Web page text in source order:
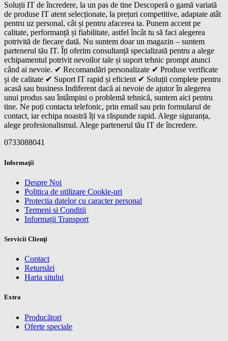
Soluții IT de încredere, la un pas de tine Descoperă o gamă variată
de produse IT atent selecționate, la prețuri competitive, adaptate atât
pentru uz personal, cât și pentru afacerea ta. Punem accent pe
calitate, performanță și fiabilitate, astfel încât tu să faci alegerea
potrivită de fiecare dată. Nu suntem doar un magazin – suntem
partenerul tău IT. Îți oferim consultanță specializată pentru a alege
echipamentul potrivit nevoilor tale și suport tehnic prompt atunci
când ai nevoie. ✔ Recomandări personalizate ✔ Produse verificate
și de calitate ✔ Suport IT rapid și eficient ✔ Soluții complete pentru
acasă sau business Indiferent dacă ai nevoie de ajutor în alegerea
unui produs sau întâmpini o problemă tehnică, suntem aici pentru
tine. Ne poți contacta telefonic, prin email sau prin formularul de
contact, iar echipa noastră îți va răspunde rapid. Alege siguranța,
alege profesionalismul. Alege partenerul tău IT de încredere.
0733088041
Informaţii
Despre Noi
Politica de utilizare Cookie-uri
Protectia datelor cu caracter personal
Termeni si Conditii
Informații Transport
Servicii Clienţi
Contact
Returnări
Harta sitului
Extra
Producători
Oferte speciale